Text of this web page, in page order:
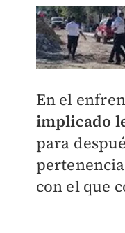
En el
implicado
para
con el que